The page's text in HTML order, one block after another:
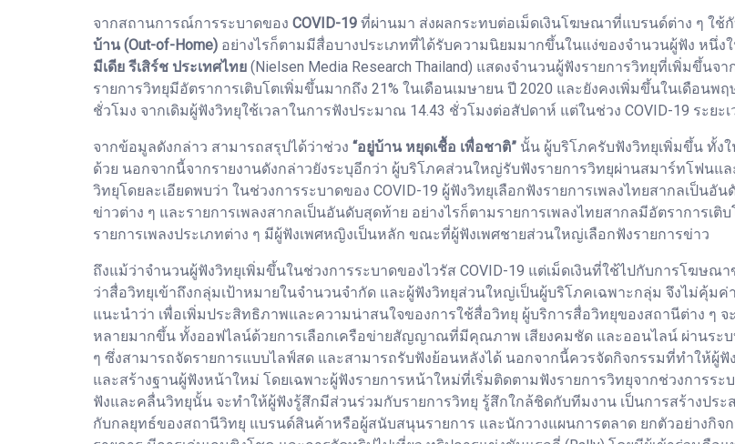
จากสถานการณ์การระบาดของ COVID-19 ที่ผ่านมา ส่งผลกระทบต่อเม็ดเงินโฆษณาที่แบรนด์ต่าง ๆ ใช้
บ้าน (Out-of-Home) อย่างไรก็ตามมีสื่อบางประเภทที่ได้รับความนิยมมากขึ้นในแง่ของจำนวนผู้ฟัง หนึ่ง
มีเดีย รีเสิร์ช ประเทศไทย (Nielsen Media Research Thailand) แสดงจำนวนผู้ฟังรายการวิทยุที่เพิ่มขึ้น
รายการวิทยุมีอัตราการเติบโตเพิ่มขึ้นมากถึง 21% ในเดือนเมษายน ปี 2020 และยังคงเพิ่มขึ้นในเดือน
ชั่วโมง จากเดิมผู้ฟังวิทยุใช้เวลาในการฟังประมาณ 14.43 ชั่วโมงต่อสัปดาห์ แต่ในช่วง COVID-19 ระย
จากข้อมูลดังกล่าว สามารถสรุปได้ว่าช่วง “อยู่บ้าน หยุดเชื้อ เพื่อชาติ” นั้น ผู้บริโภครับฟังวิทยุเพิ่มขึ้น ทั้ง
ด้วย นอกจากนี้จากรายงานดังกล่าวยังระบุอีกว่า ผู้บริโภคส่วนใหญ่รับฟังรายการวิทยุผ่านสมาร์ทโฟนแ
วิทยุโดยละเอียดพบว่า ในช่วงการระบาดของ COVID-19 ผู้ฟังวิทยุเลือกฟังรายการเพลงไทยสากลเป็น
ข่าวต่าง ๆ และรายการเพลงสากลเป็นอันดับสุดท้าย อย่างไรก็ตามรายการเพลงไทยสากลมีอัตราการเ
รายการเพลงประเภทต่าง ๆ มีผู้ฟังเพศหญิงเป็นหลัก ขณะที่ผู้ฟังเพศชายส่วนใหญ่เลือกฟังรายการข่าว
ถึงแม้ว่าจำนวนผู้ฟังวิทยุเพิ่มขึ้นในช่วงการระบาดของไวรัส COVID-19 แต่เม็ดเงินที่ใช้ไปกับการโฆษ
ว่าสื่อวิทยุเข้าถึงกลุ่มเป้าหมายในจำนวนจำกัด และผู้ฟังวิทยุส่วนใหญ่เป็นผู้บริโภคเฉพาะกลุ่ม จึงไม่คุ้มค่
แนะนำว่า เพื่อเพิ่มประสิทธิภาพและความน่าสนใจของการใช้สื่อวิทยุ ผู้บริการสื่อวิทยุของสถานีต่าง ๆ
หลายมากขึ้น ทั้งออฟไลน์ด้วยการเลือกเครือข่ายสัญญาณที่มีคุณภาพ เสียงคมชัด และออนไลน์ ผ่านระบ
ๆ ซึ่งสามารถจัดรายการแบบไลฟ์สด และสามารถรับฟังย้อนหลังได้ นอกจากนี้ควรจัดกิจกรรมที่ทำให้ผู้
และสร้างฐานผู้ฟังหน้าใหม่ โดยเฉพาะผู้ฟังรายการหน้าใหม่ที่เริ่มติดตามฟังรายการวิทยุจากช่วงการร
ฟังและคลื่นวิทยุนั้น จะทำให้ผู้ฟังรู้สึกมีส่วนร่วมกับรายการวิทยุ รู้สึกใกล้ชิดกับทีมงาน เป็นการสร้างป
กับกลยุทธ์ของสถานีวิทยุ แบรนด์สินค้าหรือผู้สนับสนุนรายการ และนักวางแผนการตลาด ยกตัวอย่างกิจ